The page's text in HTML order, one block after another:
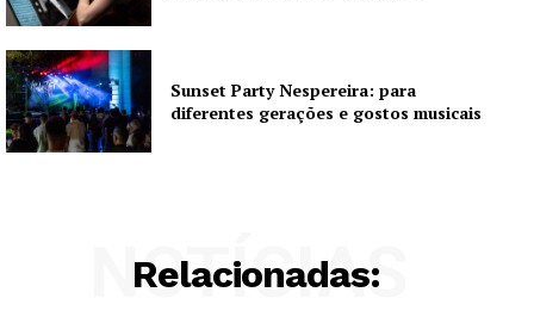
Sunset Party Nespereira: para
diferentes gerações e gostos musicais
Relacionadas:
NOTÍCIAS